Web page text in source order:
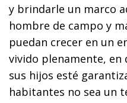
y brindarle un marco
hombre de campo y
puedan crecer en un
vivido plenamente, en
sus hijos esté
habitantes no sea un